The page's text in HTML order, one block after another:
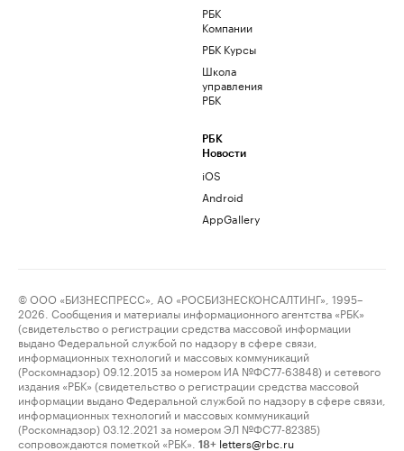
РБК
Компании
РБК Курсы
Школа
управления
РБК
РБК
Новости
iOS
Android
AppGallery
© ООО «БИЗНЕСПРЕСС», АО «РОСБИЗНЕСКОНСАЛТИНГ», 1995–
2026. Сообщения и материалы информационного агентства «РБК»
(свидетельство о регистрации средства массовой информации
выдано Федеральной службой по надзору в сфере связи,
информационных технологий и массовых коммуникаций
(Роскомнадзор) 09.12.2015 за номером ИА №ФС77-63848) и сетевого
издания «РБК» (свидетельство о регистрации средства массовой
информации выдано Федеральной службой по надзору в сфере связи,
информационных технологий и массовых коммуникаций
(Роскомнадзор) 03.12.2021 за номером ЭЛ №ФС77-82385)
сопровождаются пометкой «РБК».
18+ letters@rbc.ru